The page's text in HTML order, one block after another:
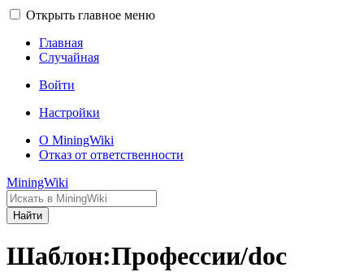
Открыть главное меню
Главная
Случайная
Войти
Настройки
О MiningWiki
Отказ от ответственности
MiningWiki
Найти
Шаблон:Профессии/doc